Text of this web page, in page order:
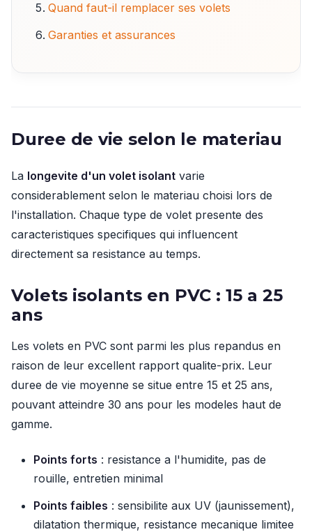
Quand faut-il remplacer ses volets
Garanties et assurances
Duree de vie selon le materiau
La longevite d'un volet isolant varie
considerablement selon le materiau choisi lors de
l'installation. Chaque type de volet presente des
caracteristiques specifiques qui influencent
directement sa resistance au temps.
Volets isolants en PVC : 15 a 25
ans
Les volets en PVC sont parmi les plus repandus en
raison de leur excellent rapport qualite-prix. Leur
duree de vie moyenne se situe entre 15 et 25 ans,
pouvant atteindre 30 ans pour les modeles haut de
gamme.
Points forts : resistance a l'humidite, pas de
rouille, entretien minimal
Points faibles : sensibilite aux UV (jaunissement),
dilatation thermique, resistance mecanique limitee